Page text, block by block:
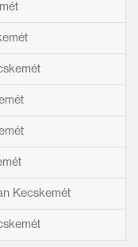
Kecskemét